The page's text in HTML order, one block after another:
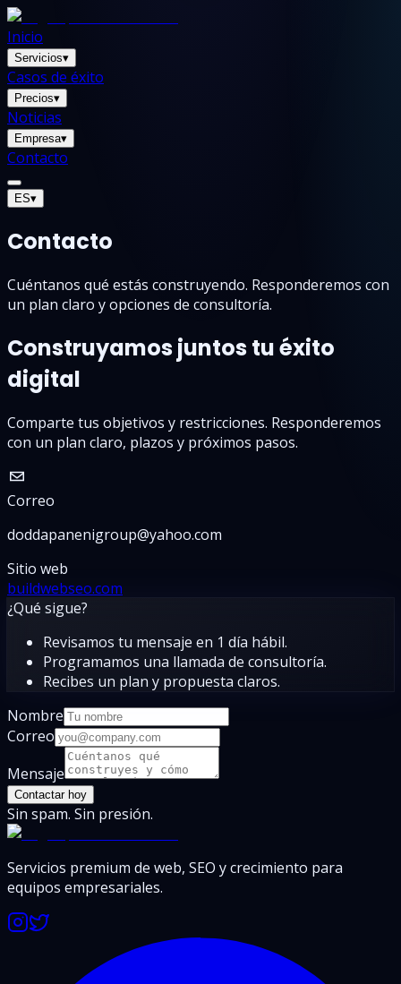
Inicio
Servicios▾
Casos de éxito
Precios▾
Noticias
Empresa▾
Contacto
ES▾
Contacto
Cuéntanos qué estás construyendo. Responderemos con
un plan claro y opciones de consultoría.
Construyamos juntos tu éxito
digital
Comparte tus objetivos y restricciones. Responderemos
con un plan claro, plazos y próximos pasos.
Correo
doddapanenigroup@yahoo.com
Sitio web
buildwebseo.com
¿Qué sigue?
Revisamos tu mensaje en 1 día hábil.
Programamos una llamada de consultoría.
Recibes un plan y propuesta claros.
Nombre
Correo
Mensaje
Contactar hoy
Sin spam. Sin presión.
Servicios premium de web, SEO y crecimiento para
equipos empresariales.